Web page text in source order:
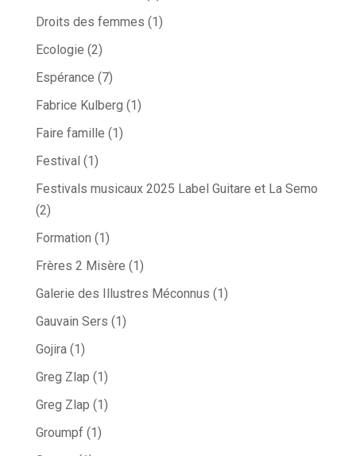
Droits des femmes (1)
Ecologie (2)
Espérance (7)
Fabrice Kulberg (1)
Faire famille (1)
Festival (1)
Festivals musicaux 2025 Label Guitare et La Semo
(2)
Formation (1)
Frères 2 Misère (1)
Galerie des Illustres Méconnus (1)
Gauvain Sers (1)
Gojira(1)
Greg Zlap (1)
Greg Zlap (1)
Groumpf (1)